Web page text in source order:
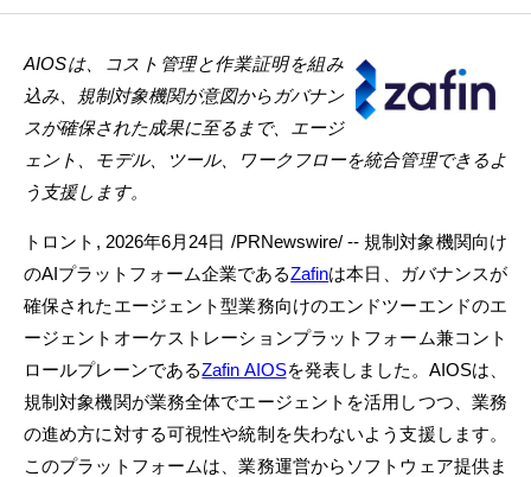
AIOSは、コスト管理と作業証明を組み
込み、規制対象機関が意図からガバナン
スが確保された成果に至るまで、エージ
ェント、モデル、ツール、ワークフローを統合管理できるよ
う支援します。
トロント , 2026年6月24日 /PRNewswire/ -- 規制対象機関向け
のAIプラットフォーム企業であるZafinは本日、ガバナンスが
確保されたエージェント型業務向けのエンドツーエンドのエ
ージェントオーケストレーションプラットフォーム兼コント
ロールプレーンであるZafin AIOSを発表しました。AIOSは、
規制対象機関が業務全体でエージェントを活用しつつ、業務
の進め方に対する可視性や統制を失わないよう支援します。
このプラットフォームは、業務運営からソフトウェア提供ま